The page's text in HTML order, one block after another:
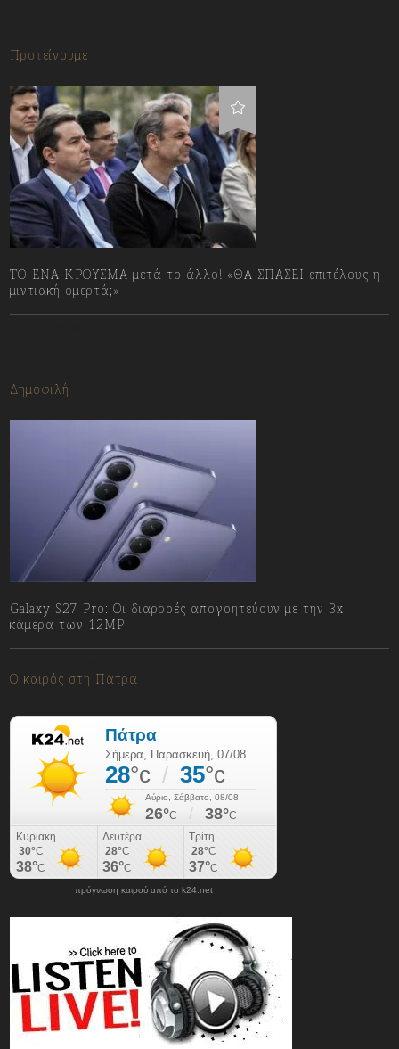
Προτείνουμε
ΤΟ ΕΝΑ ΚΡΟΥΣΜΑ μετά το άλλο! «ΘΑ ΣΠΑΣΕΙ επιτέλους η
μιντιακή ομερτά;»
Δημοφιλή
Galaxy S27 Pro: Οι διαρροές απογοητεύουν με την 3x
κάμερα των 12MP
Ο καιρός στη Πάτρα
πρόγνωση καιρού από το k24.net